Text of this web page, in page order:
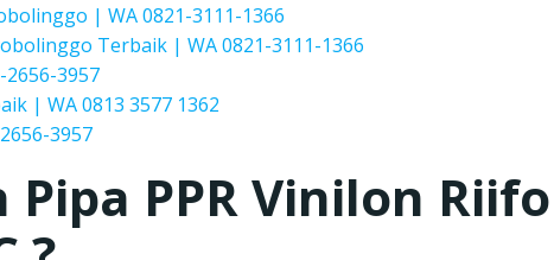
| WA 0821-3111-1366
Terbaik | WA 0821-3111-1366
2656-3957
| WA 0813 3577 1362
3957
PPRVinilon Riifo